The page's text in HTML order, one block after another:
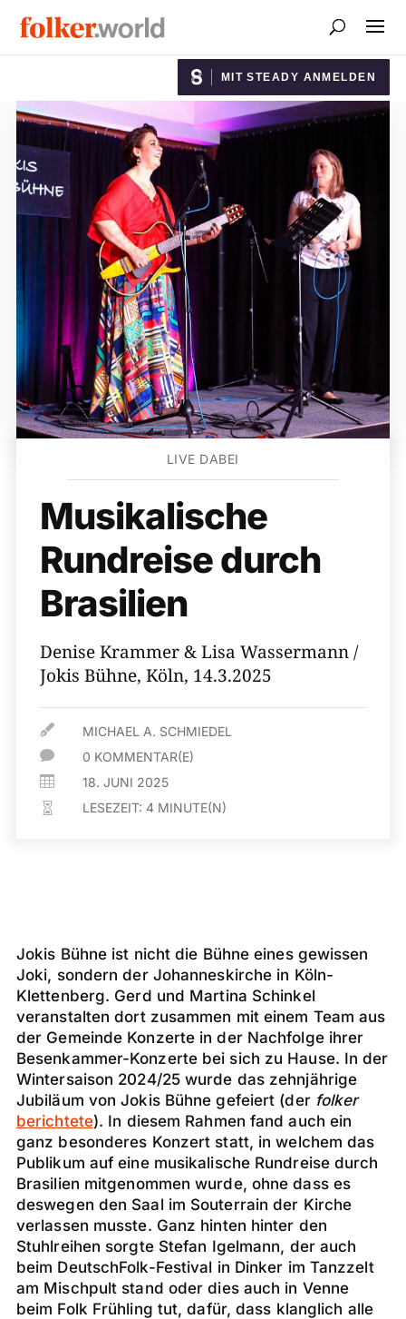
MIT STEADY ANMELDEN
LIVE DABEI
Musikalische
Rundreise durch
Brasilien
Denise Krammer & Lisa Wassermann /
Jokis Bühne, Köln, 14.3.2025
 MICHAEL A. SCHMIEDEL
 0 KOMMENTAR(E)
 18. JUNI 2025
 LESEZEIT: 4 MINUTE(N)
Jokis Bühne ist nicht die Bühne eines gewissen
Joki, sondern der Johanneskirche in Köln-
Klettenberg. Gerd und Martina Schinkel
veranstalten dort zusammen mit einem Team aus
der Gemeinde Konzerte in der Nachfolge ihrer
Besenkammer-Konzerte bei sich zu Hause. In der
Wintersaison 2024/25 wurde das zehnjährige
Jubiläum von Jokis Bühne gefeiert (der folker
berichtete). In diesem Rahmen fand auch ein
ganz besonderes Konzert statt, in welchem das
Publikum auf eine musikalische Rundreise durch
Brasilien mitgenommen wurde, ohne dass es
deswegen den Saal im Souterrain der Kirche
verlassen musste. Ganz hinten hinter den
Stuhlreihen sorgte Stefan Igelmann, der auch
beim DeutschFolk-Festival in Dinker im Tanzzelt
am Mischpult stand oder dies auch in Venne
beim Folk Frühling tut, dafür, dass klanglich alle